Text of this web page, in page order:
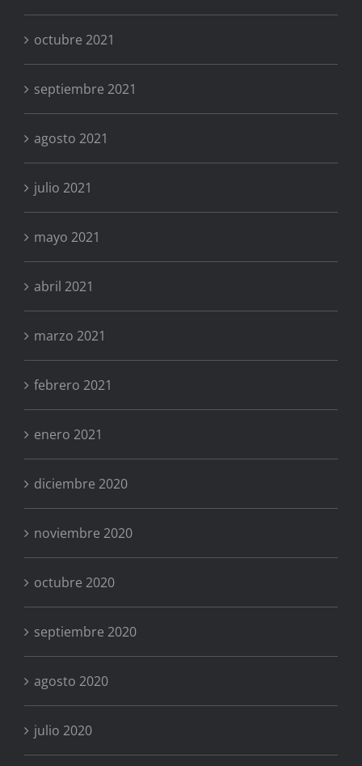
octubre 2021
septiembre 2021
agosto 2021
julio 2021
mayo 2021
abril 2021
marzo 2021
febrero 2021
enero 2021
diciembre 2020
noviembre 2020
octubre 2020
septiembre 2020
agosto 2020
julio 2020